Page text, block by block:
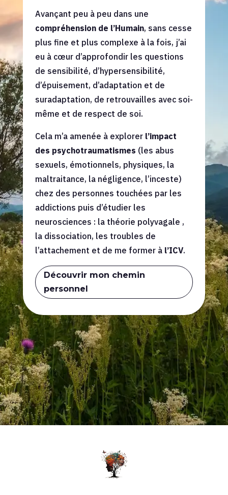
Avançant peu à peu dans une
compréhension de l’Humain, sans cesse
plus fine et plus complexe à la fois, j’ai
eu à cœur d’approfondir les questions
de sensibilité, d’hypersensibilité,
d’épuisement, d’adaptation et de
suradaptation, de retrouvailles avec soi-
même et de respect de soi.
Cela m’a amenée à explorerl’impact
des psychotraumatismes (les abus
sexuels, émotionnels, physiques, la
maltraitance, la négligence, l’inceste)
chez des personnes touchées par les
addictions puis d’étudier les
neurosciences : la théorie polyvagale ,
la dissociation, les troubles de
l’attachement et de me former à l’ICV.
Découvrir mon chemin
personnel